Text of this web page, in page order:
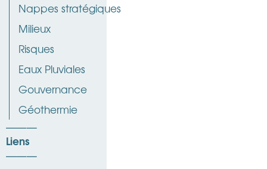
Nappes stratégiques
Milieux
Risques
Eaux Pluviales
Gouvernance
Géothermie
Liens